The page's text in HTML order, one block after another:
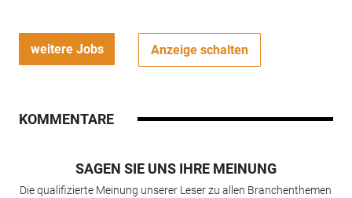
weitere Jobs Anzeige schalten
KOMMENTARE
SAGEN SIE UNS IHRE MEINUNG
Die qualifizierte Meinung unserer Leser zu allen Branchenthemen